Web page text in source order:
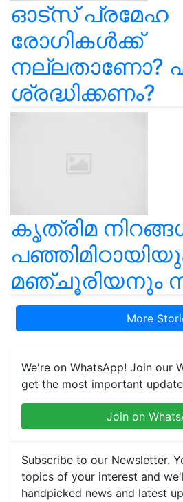
ഓട്സ് പ്രമേഹ
രോഗികൾക്ക്
നല്ലതാണോ?
ശ്രദ്ധിക്കണം?
കൃത്രിമ
മഞ്ചൂരിയനും
More
We're on WhatsApp! Join our
get the most important
Join on
Subscribe to our Newsletter.
topics of your interest and
handpicked news and latest